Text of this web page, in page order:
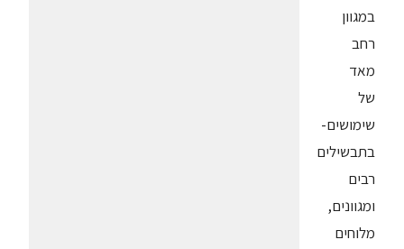
במגוון
רחב
מאד
של
שימושים-
בתבשילים
רבים
ומגוונים,
מלוחים